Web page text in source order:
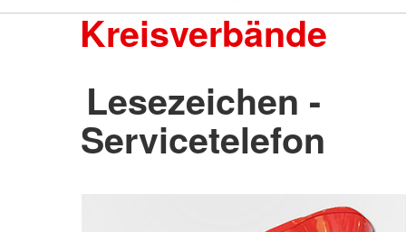
Kreisverbände
Lesezeichen -
Servicetelefon